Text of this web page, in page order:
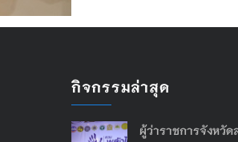
กิจกรรมล่าสุด
ผู้ว่าราชการจังหวั